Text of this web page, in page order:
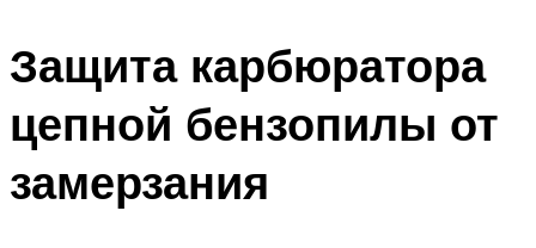
Защита карбюратора
цепной бензопилы от
замерзания